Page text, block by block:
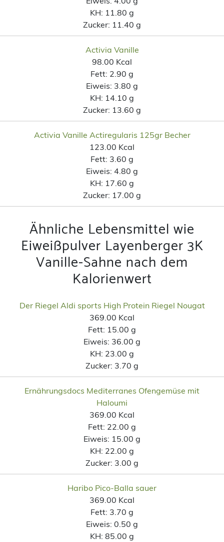
KH: 11.80 g
Zucker: 11.40 g
Activia Vanille
98.00 Kcal
Fett: 2.90 g
Eiweis: 3.80 g
KH: 14.10 g
Zucker: 13.60 g
Activia Vanille Actiregularis 125gr Becher
123.00 Kcal
Fett: 3.60 g
Eiweis: 4.80 g
KH: 17.60 g
Zucker: 17.00 g
Ähnliche Lebensmittel wie
Eiweißpulver Layenberger 3K
Vanille-Sahne nach dem
Kalorienwert
Der Riegel Aldi sports High Protein Riegel Nougat
369.00 Kcal
Fett: 15.00 g
Eiweis: 36.00 g
KH: 23.00 g
Zucker: 3.70 g
Ernährungsdocs Mediterranes Ofengemüse mit
Haloumi
369.00 Kcal
Fett: 22.00 g
Eiweis: 15.00 g
KH: 22.00 g
Zucker: 3.00 g
Haribo Pico-Balla sauer
369.00 Kcal
Fett: 3.70 g
Eiweis: 0.50 g
KH: 85.00 g